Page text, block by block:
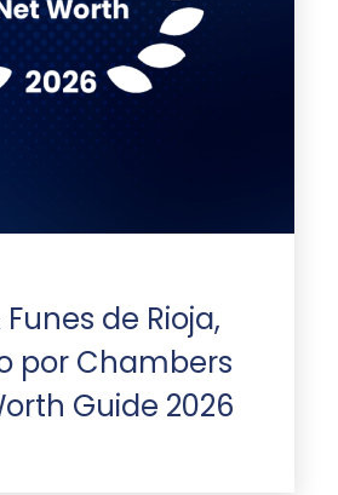
de Rioja,
por Chambers
Guide 2026